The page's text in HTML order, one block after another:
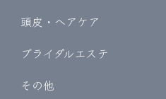
頭皮・ヘアケア
ブライダルエステ
その他